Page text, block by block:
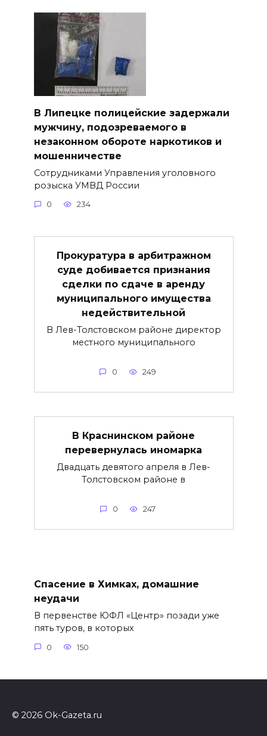
В Липецке полицейские задержали
мужчину, подозреваемого в
незаконном обороте наркотиков и
мошенничестве
Сотрудниками Управления уголовного
розыска УМВД России
0 234
Прокуратура в арбитражном
суде добивается признания
сделки по сдаче в аренду
муниципального имущества
недействительной
В Лев-Толстовском районе директор
местного муниципального
0 249
В Краснинском районе
перевернулась иномарка
Двадцать девятого апреля в Лев-
Толстовском районе в
0 247
Спасение в Химках, домашние
неудачи
В первенстве ЮФЛ «Центр» позади уже
пять туров, в которых
0 150
© 2026 Ok-Gazeta.ru